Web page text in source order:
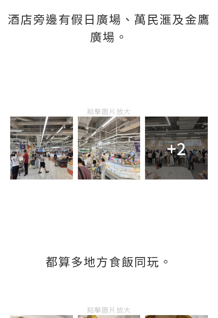
酒店旁邊有假日廣場、萬民滙及金鷹
廣場。
點擊圖片放大
+2
都算多地方食飯同玩。
點擊圖片放大